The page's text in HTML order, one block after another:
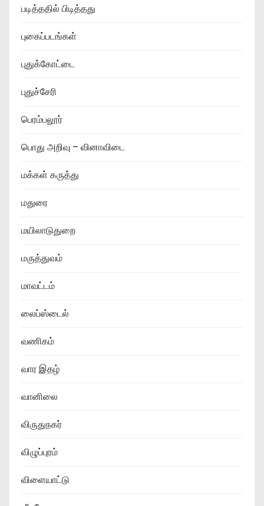
படித்ததில் பிடித்தது
புகைப்படங்கள்
புதுக்கோட்டை
புதுச்சேரி
பெரம்பலூர்
பொது அறிவு – வினாவிடை
மக்கள் கருத்து
மதுரை
மயிலாடுதுறை
மருத்துவம்
மாவட்டம்
லைப்ஸ்டைல்
வணிகம்
வார இதழ்
வானிலை
விருதுநகர்
விழுப்புரம்
விளையாட்டு